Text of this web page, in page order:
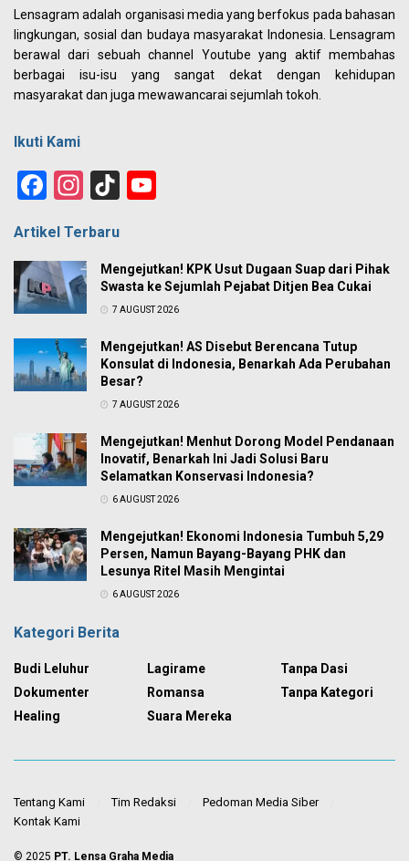
Lensagram adalah organisasi media yang berfokus pada bahasan
lingkungan, sosial dan budaya masyarakat Indonesia. Lensagram
berawal dari sebuah channel Youtube yang aktif membahas
berbagai isu-isu yang sangat dekat dengan kehidupan
masyarakat dan juga mewawancarai sejumlah tokoh.
Ikuti Kami
Facebook
Instagram
TikTok
Artikel Terbaru
Mengejutkan! KPK Usut Dugaan Suap dari Pihak
Swasta ke Sejumlah Pejabat Ditjen Bea Cukai
7 AUGUST 2026
Mengejutkan! AS Disebut Berencana Tutup
Konsulat di Indonesia, Benarkah Ada Perubahan
Besar?
7 AUGUST 2026
Mengejutkan! Menhut Dorong Model Pendanaan
Inovatif, Benarkah Ini Jadi Solusi Baru
Selamatkan Konservasi Indonesia?
6 AUGUST 2026
Mengejutkan! Ekonomi Indonesia Tumbuh 5,29
Persen, Namun Bayang-Bayang PHK dan
Lesunya Ritel Masih Mengintai
6 AUGUST 2026
Kategori Berita
Budi Leluhur
Dokumenter
Healing
Lagirame
Romansa
Suara Mereka
Tanpa Dasi
Tanpa Kategori
Tentang Kami Tim Redaksi
Pedoman Media Siber
Kontak Kami
© 2025 PT. Lensa Graha Media